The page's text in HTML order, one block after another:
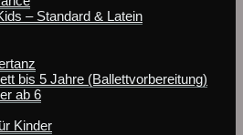
– Standard & Latein
bis 5 Jahre (Ballettvorbereitung)
ab 6
Kinder